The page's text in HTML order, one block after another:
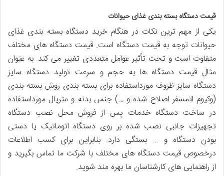
قیمت دستگاه بسته بندی غذای حیوانات
یکی از مهم ترین نکات در هنگام خرید دستگاه بسته بندی غذای
حیوانات توجه به قیمت دستگاه است. قیمت دستگاه های مختلف
متفاوت است و تحت تأثیر عوامل متعددی تغییر می کند. به عنوان
مثال قیمت دستگاه ها به حجم و سرعت تولید دستگاه سایز
دستگاه سایز ظروف مورداستفاده برای بسته بندی روش بسته بندی
(وکیوم اتمسفر اصلاح شده و …) جنس بدنه و متریال مورداستفاده
در ساخت دستگاه خدمات پس از فروش محل نصب دستگاه
تجهیزات جانبی نصب شده بر روی دستگاه اتوماتیک یا دستی
بودن دستگاه و … بستگی دارد. بنابراین برای کسب اطلاعات
درخصوص قیمت دستگاه های مختلف با شرکت ما تماس بگیرید و
از راهنمایی های کارشناسان ما بهره مند شوید.